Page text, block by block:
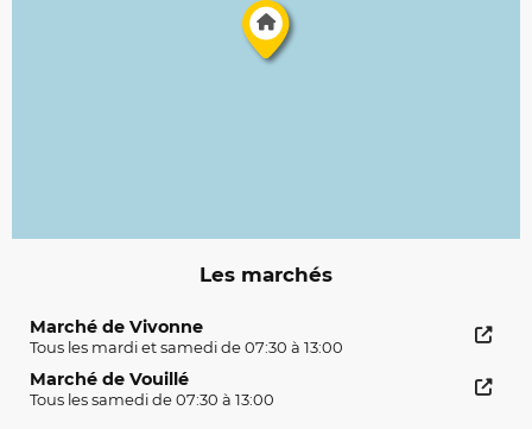
Les marchés
Marché de Vivonne
Tous les mardi et samedi de 07:30 à 13:00
Marché de Vouillé
Tous les samedi de 07:30 à 13:00